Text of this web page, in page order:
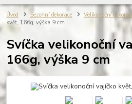
Úvod Sezonní dekorace Velikonoční
květ, 166g, výška 9 cm
Svíčka velikonoční
166g, výška 9 cm